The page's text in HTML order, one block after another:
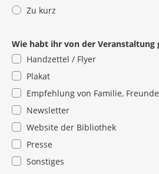
Zu kurz
Wie habt ihr von der Veranstaltung
Handzettel / Flyer
Plakat
Empfehlung von Familie,
Newsletter
Website der Bibliothek
Presse
Sonstiges